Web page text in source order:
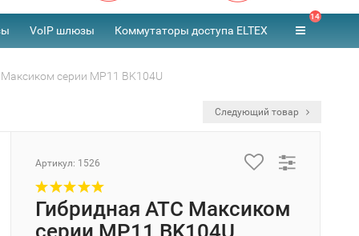
VoIP шлюзы Коммутаторы доступа ELTEX
14
серии МР11 BK104U
Следующий товар
Артикул: 1526
Гибридная АТС Максиком
серии МР11 BK104U